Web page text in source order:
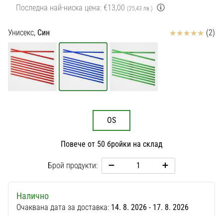
всеки
гол
9. 6. 2025
обувки
Nike
Phantom
Последна най-ниска цена: €13,00 (25,43 лв.)
Унисекс, Син Отзиви (2)
OS
Повече от 50 бройки на склад
Брой продукти:
Налично
Очаквана дата за доставка: 14. 8. 2026 - 17. 8. 2026